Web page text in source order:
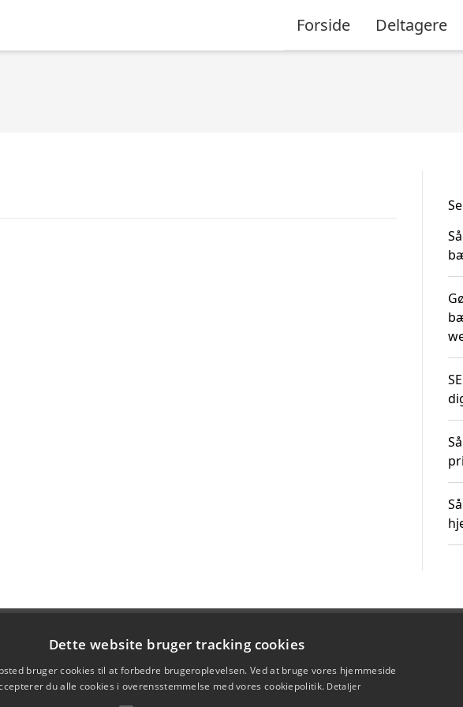
Forside Deltagere
Dette website bruger tracking cookies
bruger cookies til at forbedre brugeroplevelsen. Ved at bruge vores hjemmeside
du alle cookies i overensstemmelse med vores cookiepolitik. Detaljer